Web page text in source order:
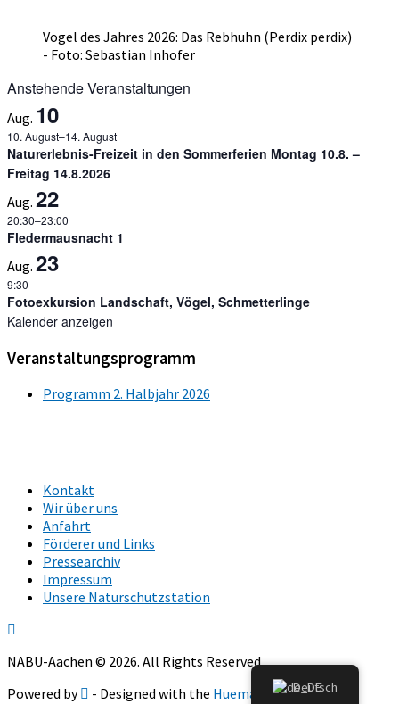
Vogel des Jahres 2026: Das Rebhuhn (Perdix perdix)
- Foto: Sebastian Inhofer
Anstehende Veranstaltungen
Aug. 10
10. August–14. August
Naturerlebnis-Freizeit in den Sommerferien Montag 10.8. –
Freitag 14.8.2026
Aug. 22
20:30–23:00
Fledermausnacht 1
Aug. 23
9:30
Fotoexkursion Landschaft, Vögel, Schmetterlinge
Kalender anzeigen
Veranstaltungsprogramm
Programm 2. Halbjahr 2026
Kontakt
Wir über uns
Anfahrt
Förderer und Links
Pressearchiv
Impressum
Unsere Naturschutzstation
NABU-Aachen © 2026. All Rights Reserved.
Powered by
- Designed with the Hueman themeDeutsch